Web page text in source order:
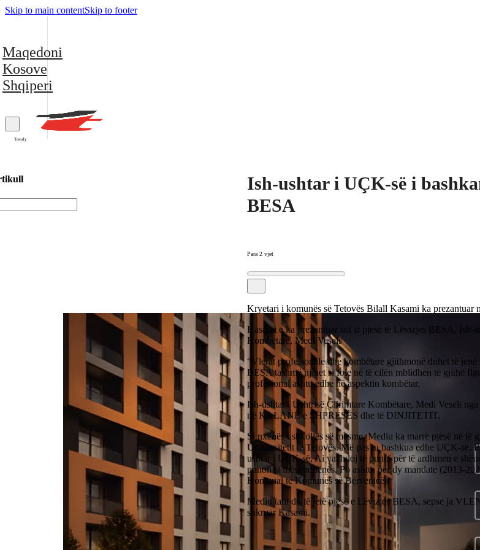
Skip to main contentSkip to footer
Maqedoni
Kosove
Shqiperi
Trendy
Ish-ushtar i UÇK-së i
BESA
Para 2 vjet
Kryetari i komunës së Tetovës Bilall Kasami ka prezantuar
Kasami e ka prezantuar sot si pjesë të Lëvizjes BESA, Ish-
Kombëtare, Medi Veseli
“Vlerat profesionale dhe kombëtare gjithmonë duhet të
BESA tashmë njihet si fole në të cilën mblidhen të gjithë
profesional ashtu edhe në aspektin kombëtar.
Ish-ushtar i Ushtrisë Çlirimtare Kombëtare, Medi Veseli nga
në KALANË e SHPRESËS dhe të DINJITETIT.
Si nxënës i shkollës së mesme, Mediu ka marrë pjesë në të
Universitetit të Tetovës. Më pas iu bashkua edhe UÇK-së.
ushtar i UÇK-së, Ai vazhdoj të punoj për të ardhmen e
punon si mësimdhënës. Po ashtu, për dy mandate (2013-
Komunal të Komunës së Bërvenicës.
Mediu tani do të jetë pjesë e Lëvizjes BESA, sepse ja
shkruar Kasami.